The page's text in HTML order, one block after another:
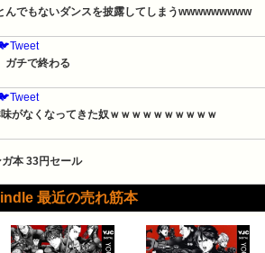
んでもないダンスを披露してしまうwwwwwwwww
ガチで終わる
がなくなってきた奴ｗｗｗｗｗｗｗｗｗｗ
本 33円セール
最近の売れ筋本